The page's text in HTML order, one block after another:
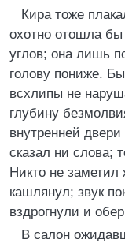
Кира тоже
охотно отошла бы
углов; она лишь
голову пониже.
всхлипы не
глубину
внутренней
сказал ни слова;
Никто не заметил
кашлянул; звук
вздрогнули и
В салон